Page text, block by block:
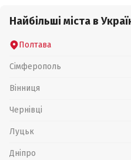
Найбільші міста в
Полтава
Сімферополь
Вінниця
Чернівці
Луцьк
Дніпро